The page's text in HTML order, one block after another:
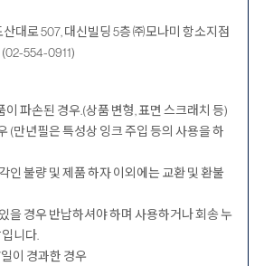
대로 507, 대신빌딩 5층 ㈜모나미 항소지점
554-0911)
파손된 경우.(상품 변형, 표면 스크래치 등)
(만년필은 특성상 잉크 주입 등의 사용을 하
인 불량 및 제품 하자 이외에는 교환 및 환불
을 경우 반납하셔야 하며 사용하거나 회송 누
니다.
이 경과한 경우